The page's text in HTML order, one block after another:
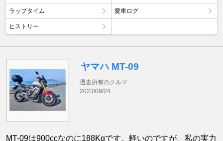
ラップタイム 愛車ログ
ヒストリー
ヤマハ MT-09
過去所有のクルマ
2023/09/24
MT-09は900ccなのに188Kgです。軽いのですが、私の実力